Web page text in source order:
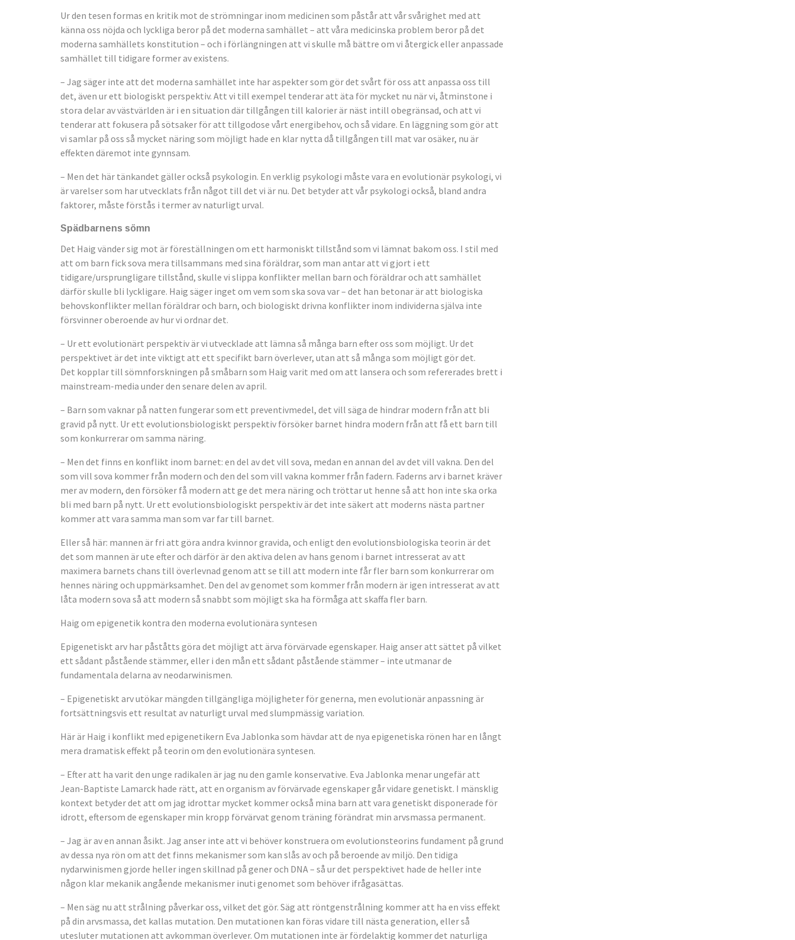
Ur den tesen formas en kritik mot de strömningar inom medicinen som påstår att vår svårighet med att
känna oss nöjda och lyckliga beror på det moderna samhället – att våra medicinska problem beror på det
moderna samhällets konstitution – och i förlängningen att vi skulle må bättre om vi återgick eller anpassade
samhället till tidigare former av existens.
– Jag säger inte att det moderna samhället inte har aspekter som gör det svårt för oss att anpassa oss till
det, även ur ett biologiskt perspektiv. Att vi till exempel tenderar att äta för mycket nu när vi, åtminstone i
stora delar av västvärlden är i en situation där tillgången till kalorier är näst intill obegränsad, och att vi
tenderar att fokusera på sötsaker för att tillgodose vårt energibehov, och så vidare. En läggning som gör att
vi samlar på oss så mycket näring som möjligt hade en klar nytta då tillgången till mat var osäker, nu är
effekten däremot inte gynnsam.
– Men det här tänkandet gäller också psykologin. En verklig psykologi måste vara en evolutionär psykologi, vi
är varelser som har utvecklats från något till det vi är nu. Det betyder att vår psykologi också, bland andra
faktorer, måste förstås i termer av naturligt urval.
Spädbarnens sömn
Det Haig vänder sig mot är föreställningen om ett harmoniskt tillstånd som vi lämnat bakom oss. I stil med
att om barn fick sova mera tillsammans med sina föräldrar, som man antar att vi gjort i ett
tidigare/ursprungligare tillstånd, skulle vi slippa konflikter mellan barn och föräldrar och att samhället
därför skulle bli lyckligare. Haig säger inget om vem som ska sova var – det han betonar är att biologiska
behovskonflikter mellan föräldrar och barn, och biologiskt drivna konflikter inom individerna själva inte
försvinner oberoende av hur vi ordnar det.
– Ur ett evolutionärt perspektiv är vi utvecklade att lämna så många barn efter oss som möjligt. Ur det
perspektivet är det inte viktigt att ett specifikt barn överlever, utan att så många som möjligt gör det.
Det kopplar till sömnforskningen på småbarn som Haig varit med om att lansera och som refererades brett i
mainstream-media under den senare delen av april.
– Barn som vaknar på natten fungerar som ett preventivmedel, det vill säga de hindrar modern från att bli
gravid på nytt. Ur ett evolutionsbiologiskt perspektiv försöker barnet hindra modern från att få ett barn till
som konkurrerar om samma näring.
– Men det finns en konflikt inom barnet: en del av det vill sova, medan en annan del av det vill vakna. Den del
som vill sova kommer från modern och den del som vill vakna kommer från fadern. Faderns arv i barnet kräver
mer av modern, den försöker få modern att ge det mera näring och tröttar ut henne så att hon inte ska orka
bli med barn på nytt. Ur ett evolutionsbiologiskt perspektiv är det inte säkert att moderns nästa partner
kommer att vara samma man som var far till barnet.
Eller så här: mannen är fri att göra andra kvinnor gravida, och enligt den evolutionsbiologiska teorin är det
det som mannen är ute efter och därför är den aktiva delen av hans genom i barnet intresserat av att
maximera barnets chans till överlevnad genom att se till att modern inte får fler barn som konkurrerar om
hennes näring och uppmärksamhet. Den del av genomet som kommer från modern är igen intresserat av att
låta modern sova så att modern så snabbt som möjligt ska ha förmåga att skaffa fler barn.
Haig om epigenetik kontra den moderna evolutionära syntesen
Epigenetiskt arv har påståtts göra det möjligt att ärva förvärvade egenskaper. Haig anser att sättet på vilket
ett sådant påstående stämmer, eller i den mån ett sådant påstående stämmer – inte utmanar de
fundamentala delarna av neodarwinismen.
– Epigenetiskt arv utökar mängden tillgängliga möjligheter för generna, men evolutionär anpassning är
fortsättningsvis ett resultat av naturligt urval med slumpmässig variation.
Här är Haig i konflikt med epigenetikern Eva Jablonka som hävdar att de nya epigenetiska rönen har en långt
mera dramatisk effekt på teorin om den evolutionära syntesen.
– Efter att ha varit den unge radikalen är jag nu den gamle konservative. Eva Jablonka menar ungefär att
Jean-Baptiste Lamarck hade rätt, att en organism av förvärvade egenskaper går vidare genetiskt. I mänsklig
kontext betyder det att om jag idrottar mycket kommer också mina barn att vara genetiskt disponerade för
idrott, eftersom de egenskaper min kropp förvärvat genom träning förändrat min arvsmassa permanent.
– Jag är av en annan åsikt. Jag anser inte att vi behöver konstruera om evolutionsteorins fundament på grund
av dessa nya rön om att det finns mekanismer som kan slås av och på beroende av miljö. Den tidiga
nydarwinismen gjorde heller ingen skillnad på gener och DNA – så ur det perspektivet hade de heller inte
någon klar mekanik angående mekanismer inuti genomet som behöver ifrågasättas.
– Men säg nu att strålning påverkar oss, vilket det gör. Säg att röntgenstrålning kommer att ha en viss effekt
på din arvsmassa, det kallas mutation. Den mutationen kan föras vidare till nästa generation, eller så
utesluter mutationen att avkomman överlever. Om mutationen inte är fördelaktig kommer det naturliga